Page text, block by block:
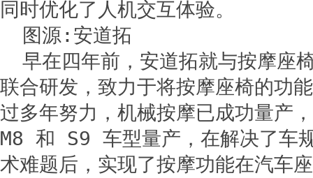
同时优化了人机交互体验。
图源:安道拓
早在四年前，安道拓就与按摩座
联合研发，致力于将按摩座椅的功
过多年努力，机械按摩已成功量产
M8 和 S9 车型量产，在解决了车
术难题后，实现了按摩功能在汽车